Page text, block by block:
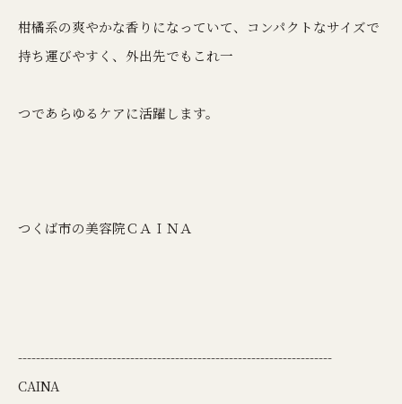
柑橘系の爽やかな香りになっていて、コンパクトなサイズで
持ち運びやすく、外出先でもこれ一
つであらゆるケアに活躍します。
つくば市の美容院ＣＡＩＮＡ
----------------------------------------------------------------------
CAINA